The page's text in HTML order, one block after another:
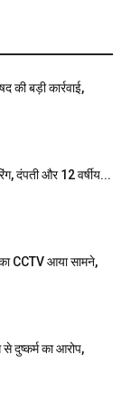
की बड़ी कार्रवाई,
दंपती और 12 वर्षीय...
का CCTV आया सामने,
दुष्कर्म का आरोप,